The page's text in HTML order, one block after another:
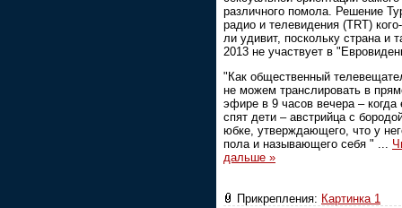
различного помола. Решение
радио и телевидения (TRT)
ли удивит, поскольку страна и
2013 не участвует в
"Как общественный
не можем транслировать в
эфире в 9 часов вечера –
спят дети – австрийца с
юбке, утверждающего, что у
пола и называющего себя " ...
дальше »
Прикрепления: Картинка 1